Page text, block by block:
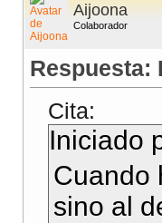
Aijoona
Colaborador
Respuesta:
Cita:
Iniciado
Cuando
sino al